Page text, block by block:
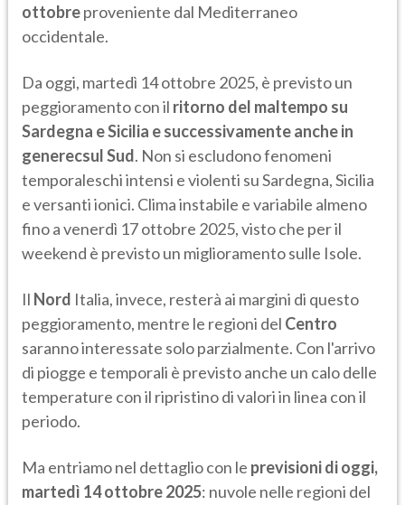
ottobreproveniente dal Mediterraneo
occidentale.
Da oggi, martedì 14 ottobre 2025, è previsto un
peggioramento con il ritorno del maltempo su
Sardegna e Sicilia e successivamente anche in
generecsul Sud. Non si escludono fenomeni
temporaleschi intensi e violenti su Sardegna, Sicilia
e versanti ionici. Clima instabile e variabile almeno
fino a venerdì 17 ottobre 2025, visto che per il
weekend è previsto un miglioramento sulle Isole.
Il Nord Italia, invece, resterà ai margini di questo
peggioramento, mentre le regioni del Centro
saranno interessate solo parzialmente. Con l'arrivo
di piogge e temporali è previsto anche un calo delle
temperature con il ripristino di valori in linea con il
periodo.
Ma entriamo nel dettaglio con le previsioni di oggi,
martedì 14 ottobre 2025: nuvole nelle regioni del